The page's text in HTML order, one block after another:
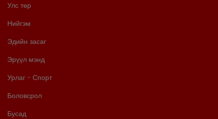
Улс төр
Нийгэм
Эдийн засаг
Эрүүл мэнд
Урлаг - Спорт
Боловсрол
Бусад